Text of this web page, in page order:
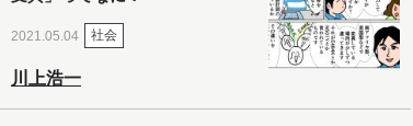
2021.05.04 社会
川上浩一